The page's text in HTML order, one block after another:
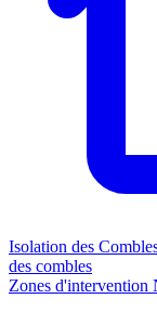
Isolation des
des combles
Zones d'intervention